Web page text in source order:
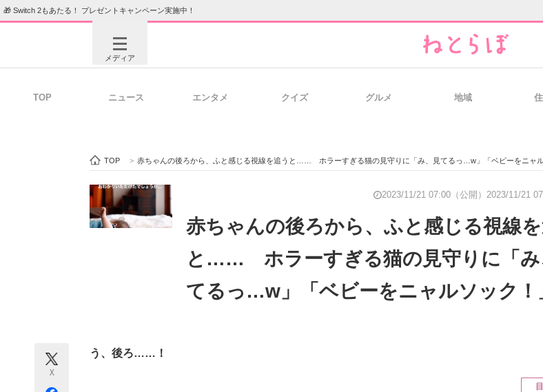
🎁 Switch 2もあたる！ プレゼントキャンペーン実施中！
メディア
ビジネスと働き方のヒント
ITエンジニア向け専門サイト 企業向けIT製品の総合サイト IT製品の技術・比較・事例
TOP ニュース エンタメ クイズ グルメ 地域
TOP > 赤ちゃんの後ろから、ふと感じる視線を追うと…… ホラーすぎる猫の見守りに「み、見てるっ…w」「ベビーをニャル
2023/11/21 07:00（公開） 2023/11/21
赤ちゃんの後ろから、ふと感じる視線を
と…… ホラーすぎる猫の見守りに「み
てるっ…w」「ベビーをニャルソック！
X
う、後ろ……！